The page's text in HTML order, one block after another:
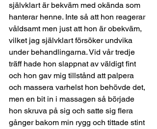
självklart är bekväm med okända som
hanterar henne. Inte så att hon reagerar
våldsamt men just att hon är obekväm,
vilket jag självklart försöker undvika
under behandlingarna. Vid vår tredje
träff hade hon slappnat av väldigt fint
och hon gav mig tillstånd att palpera
och massera varhelst hon behövde det,
men en bit in i massagen så började
hon skruva på sig och satte sig flera
gånger bakom min rygg och tittade stint